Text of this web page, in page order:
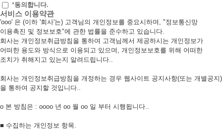
*동의합니다.
서비스 이용약관
'ooo' 은 (이하 '회사'는) 고객님의 개인정보를 중요시하며, "정보통신망
이용촉진 및 정보보호"에 관한 법률을 준수하고 있습니다.
회사는 개인정보취급방침을 통하여 고객님께서 제공하시는 개인정보가
어떠한 용도와 방식으로 이용되고 있으며, 개인정보보호를 위해 어떠한
조치가 취해지고 있는지 알려드립니다..
회사는 개인정보취급방침을 개정하는 경우 웹사이트 공지사항(또는 개별공지)
을 통하여 공지할 것입니다..
ο 본 방침은 : oooo 년 oo 월 oo 일 부터 시행됩니다..
■ 수집하는 개인정보 항목.